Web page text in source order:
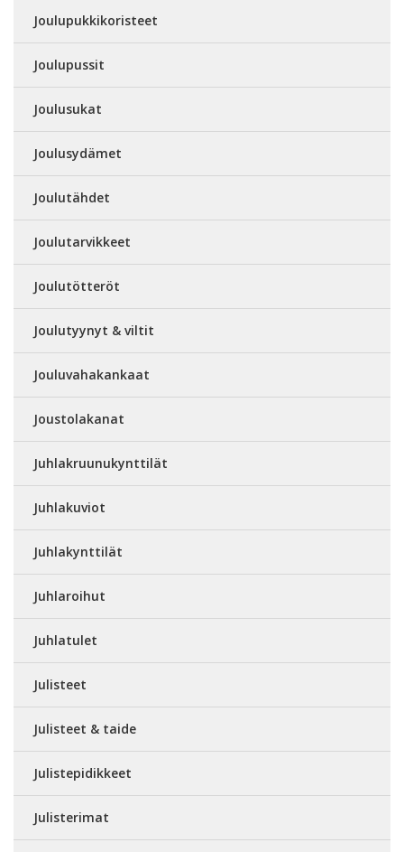
Joulupukkikoristeet
Joulupussit
Joulusukat
Joulusydämet
Joulutähdet
Joulutarvikkeet
Joulutötteröt
Joulutyynyt & viltit
Jouluvahakankaat
Joustolakanat
Juhlakruunukynttilät
Juhlakuviot
Juhlakynttilät
Juhlaroihut
Juhlatulet
Julisteet
Julisteet & taide
Julistepidikkeet
Julisterimat